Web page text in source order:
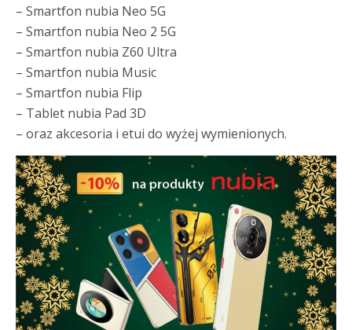
– Smartfon nubia Neo 5G
– Smartfon nubia Neo 2 5G
– Smartfon nubia Z60 Ultra
– Smartfon nubia Music
– Smartfon nubia Flip
– Tablet nubia Pad 3D
– oraz akcesoria i etui do wyżej wymienionych.